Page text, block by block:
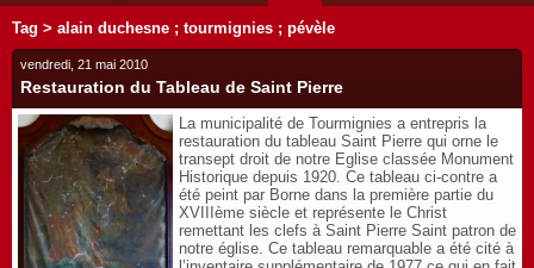
Tag > alain duchesne ; tourmignies ; pévèle
vendredi, 21 mai 2010
Restauration du Tableau de Saint Pierre
La municipalité de Tourmignies a entrepris la
restauration du tableau Saint Pierre qui orne le
transept droit de notre Eglise classée Monument
Historique depuis 1920. Ce tableau ci-contre a
été peint par Borne dans la première partie du
XVIIIème siècle et représente le Christ
remettant les clefs à Saint Pierre Saint patron de
notre église. Ce tableau remarquable a été cité à